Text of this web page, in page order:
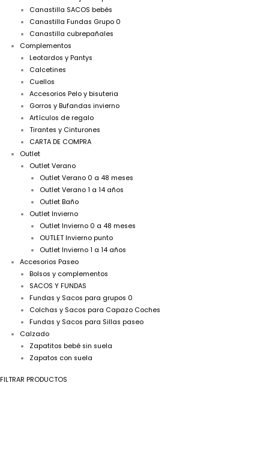
Canastilla SACOS bebés
Canastilla Fundas Grupo 0
Canastilla cubrepañales
Complementos
Leotardos y Pantys
Calcetines
Cuellos
Accesorios Pelo y bisuteria
Gorros y Bufandas invierno
Artículos de regalo
Tirantes y Cinturones
CARTA DE COMPRA
Outlet
Outlet Verano
Outlet Verano 0 a 48 meses
Outlet Verano 1 a 14 años
Outlet Baño
Outlet Invierno
Outlet Invierno 0 a 48 meses
OUTLET Invierno punto
Outlet Invierno 1 a 14 años
Accesorios Paseo
Bolsos y complementos
SACOS Y FUNDAS
Fundas y Sacos para grupos 0
Colchas y Sacos para Capazo Coches
Fundas y Sacos para Sillas paseo
Calzado
Zapatitos bebé sin suela
Zapatos con suela
FILTRAR PRODUCTOS